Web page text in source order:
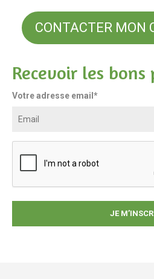
CONTACTER MON
Recevoir les bons
Votre adresse email*